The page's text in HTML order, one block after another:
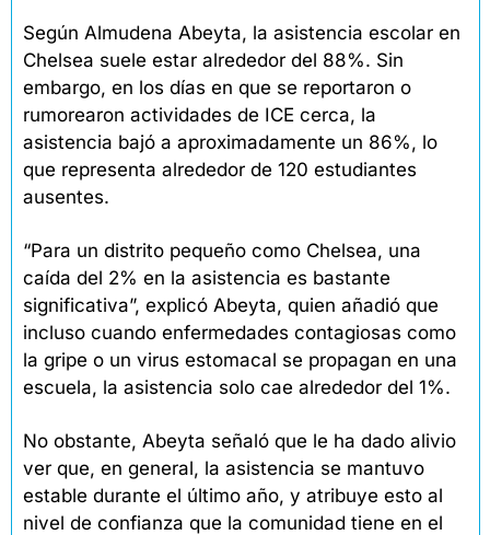
Según Almudena Abeyta, la asistencia escolar en
Chelsea suele estar alrededor del 88%. Sin
embargo, en los días en que se reportaron o
rumorearon actividades de ICE cerca, la
asistencia bajó a aproximadamente un 86%, lo
que representa alrededor de 120 estudiantes
ausentes.
“Para un distrito pequeño como Chelsea, una
caída del 2% en la asistencia es bastante
significativa”, explicó Abeyta, quien añadió que
incluso cuando enfermedades contagiosas como
la gripe o un virus estomacal se propagan en una
escuela, la asistencia solo cae alrededor del 1%.
No obstante, Abeyta señaló que le ha dado alivio
ver que, en general, la asistencia se mantuvo
estable durante el último año, y atribuye esto al
nivel de confianza que la comunidad tiene en el